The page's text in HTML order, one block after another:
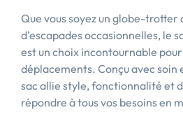
Que vous soyez un globe-
d’escapades occasionnelles, le
est un choix incontournable
déplacements. Conçu avec soin
sac allie style, fonctionnalité et
répondre à tous vos besoins en